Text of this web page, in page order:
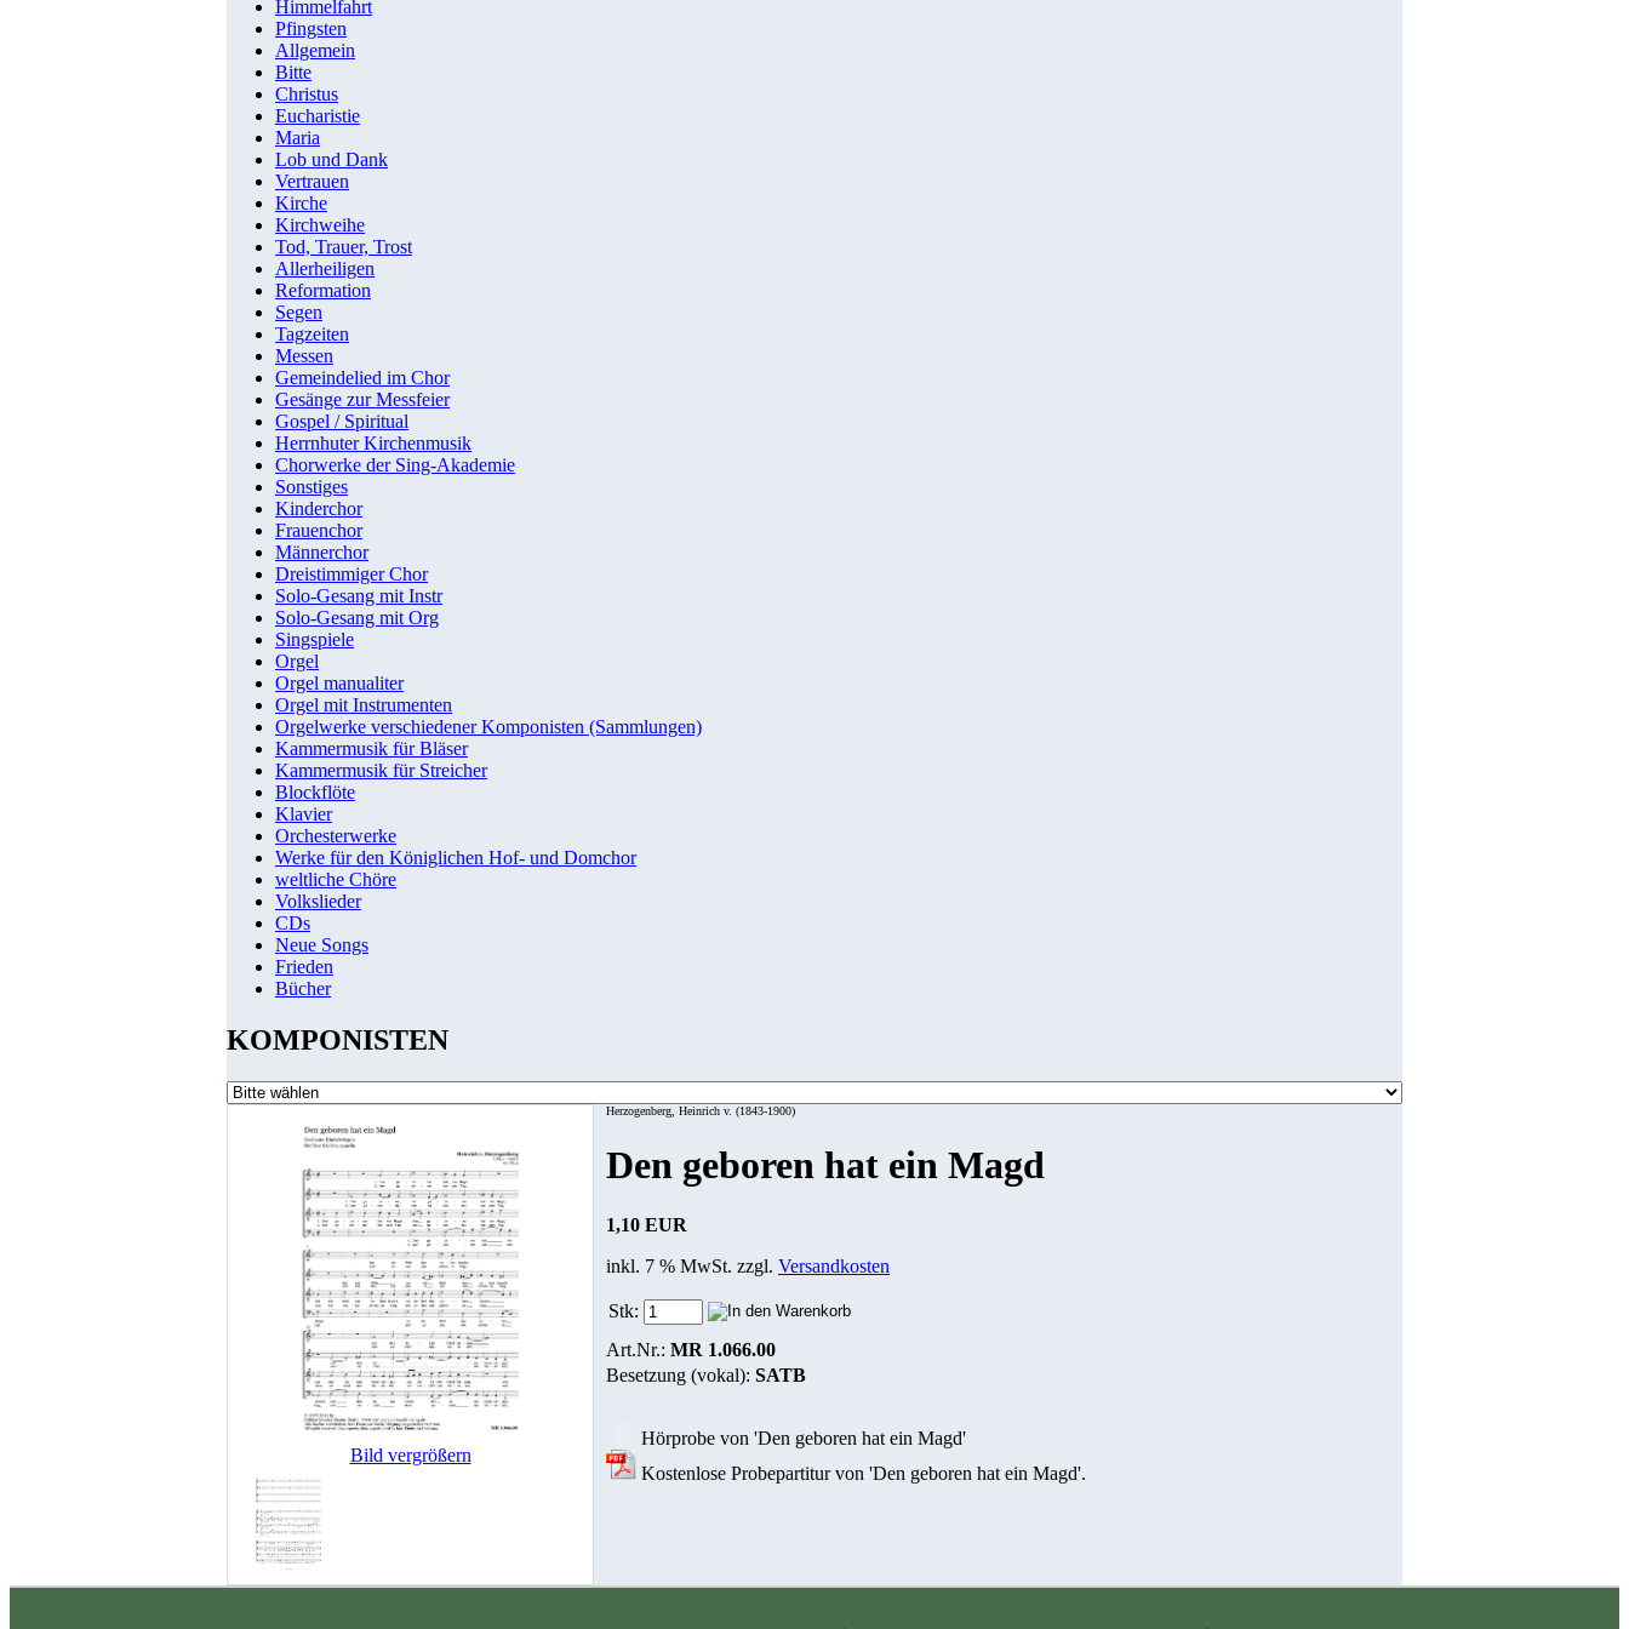
Himmelfahrt
Pfingsten
Allgemein
Bitte
Christus
Eucharistie
Maria
Lob und Dank
Vertrauen
Kirche
Kirchweihe
Tod, Trauer, Trost
Allerheiligen
Reformation
Segen
Tagzeiten
Messen
Gemeindelied im Chor
Gesänge zur Messfeier
Gospel / Spiritual
Herrnhuter Kirchenmusik
Chorwerke der Sing-Akademie
Sonstiges
Kinderchor
Frauenchor
Männerchor
Dreistimmiger Chor
Solo-Gesang mit Instr
Solo-Gesang mit Org
Singspiele
Orgel
Orgel manualiter
Orgel mit Instrumenten
Orgelwerke verschiedener Komponisten (Sammlungen)
Kammermusik für Bläser
Kammermusik für Streicher
Blockflöte
Klavier
Orchesterwerke
Werke für den Königlichen Hof- und Domchor
weltliche Chöre
Volkslieder
CDs
Neue Songs
Frieden
Bücher
KOMPONISTEN
Bild vergrößern
Herzogenberg, Heinrich v. (1843-1900)
Den geboren hat ein Magd
1,10 EUR
inkl. 7 % MwSt. zzgl. Versandkosten
Stk:
Art.Nr.: MR 1.066.00
Besetzung (vokal): SATB
Hörprobe von 'Den geboren hat ein Magd'
Kostenlose Probepartitur von 'Den geboren hat ein Magd'.